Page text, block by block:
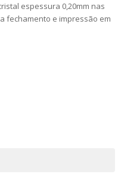
espessura 0,20mm nas
fechamento e impressão em